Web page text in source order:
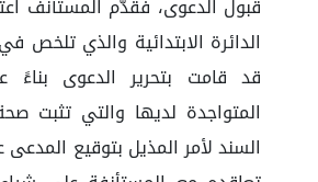
قبول الدعوى، فقدَّم المستأنف
الدائرة الابتدائية والذي تلخص
قد قامت بتحرير الدعوى بناءً
المتواجدة لديها والتي تثبت
السند لأمر المذيل بتوقيع المدعى